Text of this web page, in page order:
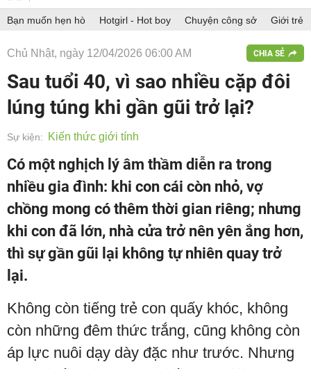
Bạn muốn hẹn hò Hotgirl - Hot boy Chuyện công sở Giới trẻ
Chủ Nhật, ngày 12/04/2026 06:00 AM CHIA SẺ
Sau tuổi 40, vì sao nhiều cặp đôi
lúng túng khi gần gũi trở lại?
Sự kiện: Kiến thức giới tính
Có một nghịch lý âm thầm diễn ra trong
nhiều gia đình: khi con cái còn nhỏ, vợ
chồng mong có thêm thời gian riêng; nhưng
khi con đã lớn, nhà cửa trở nên yên ắng hơn,
thì sự gần gũi lại không tự nhiên quay trở
lại.
Không còn tiếng trẻ con quấy khóc, không
còn những đêm thức trắng, cũng không còn
áp lực nuôi dạy dày đặc như trước. Nhưng